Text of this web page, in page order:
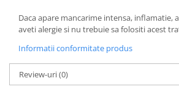
Daca apare mancarime intensa, inflamatie,
aveti alergie si nu trebuie sa folositi acest
Informatii conformitate produs
Review-uri(0)